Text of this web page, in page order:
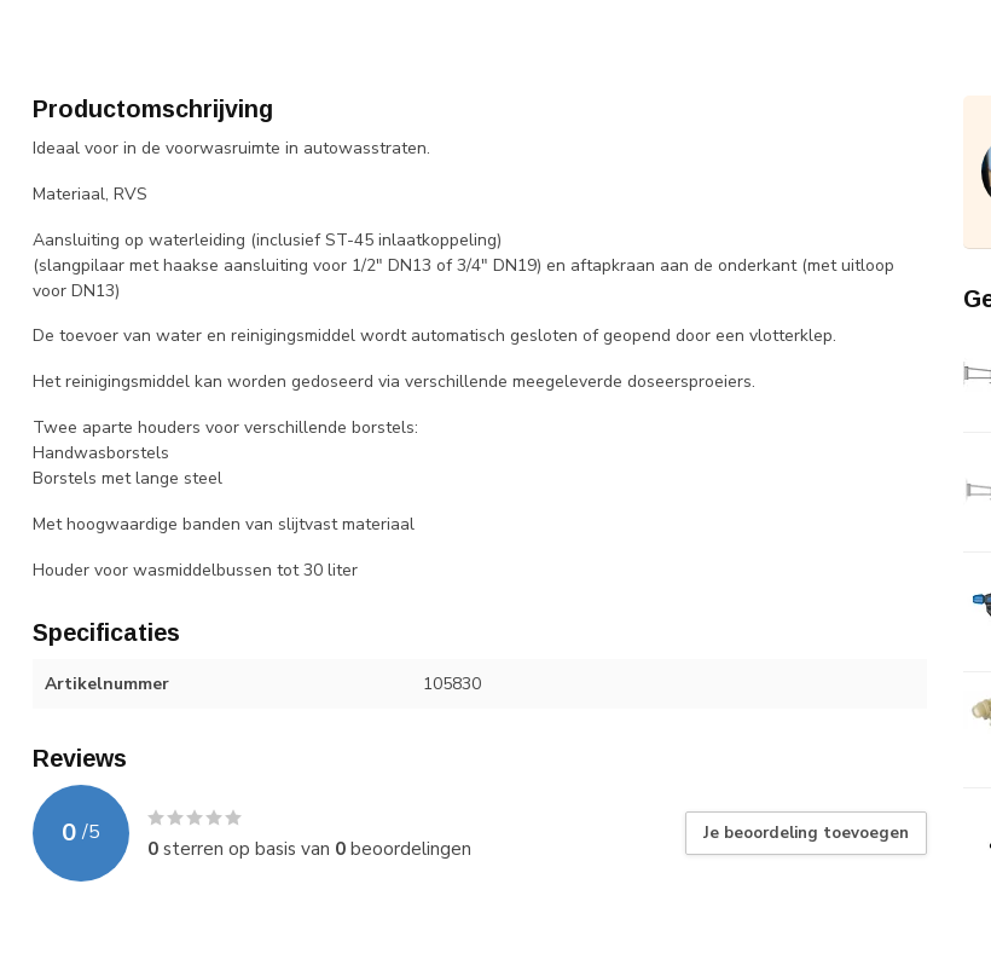
Productomschrijving
Ideaal voor in de voorwasruimte in autowasstraten.
Materiaal, RVS
Aansluiting op waterleiding (inclusief ST-45 inlaatkoppeling)
(slangpilaar met haakse aansluiting voor 1/2" DN13 of 3/4" DN19) en aftapkraan aan de onderkant (met uitloop
voor DN13)
De toevoer van water en reinigingsmiddel wordt automatisch gesloten of geopend door een vlotterklep.
Het reinigingsmiddel kan worden gedoseerd via verschillende meegeleverde doseersproeiers.
Twee aparte houders voor verschillende borstels:
Handwasborstels
Borstels met lange steel
Met hoogwaardige banden van slijtvast materiaal
Houder voor wasmiddelbussen tot 30 liter
Specificaties
Artikelnummer 105830
Reviews
0 /5
0sterren op basis van 0beoordelingen
Je beoordeling toevoegen